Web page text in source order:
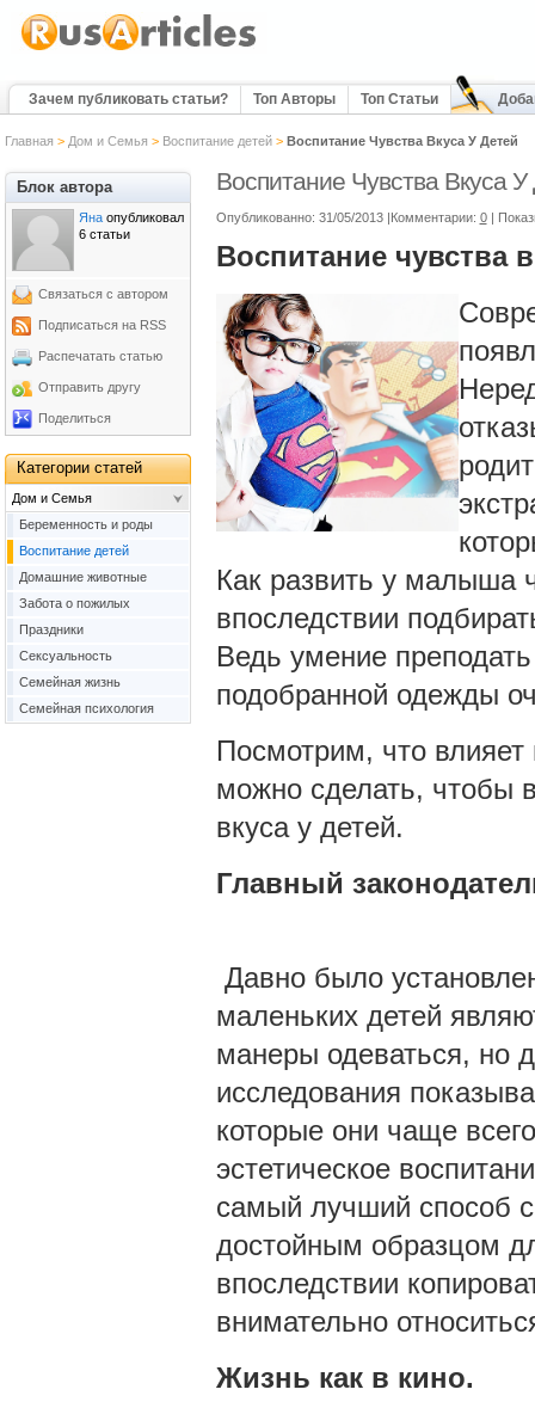
Зачем публиковать статьи? Топ Авторы Топ Статьи
Главная > Дом и Семья > Воспитание детей> Воспитание Чувства Вкуса У Детей
Воспитание Чувства Вкуса У
Опубликованно: 31/05/2013 |Комментарии: 0 |
Воспитание чувства
Как развить у малыша
впоследствии
Ведь умение
подобранной одежды
Посмотрим, что
можно сделать, чтобы
вкуса у детей.
Главный
Давно было
маленьких детей
манеры одеваться, но
исследования
которые они чаще
эстетическое
самый лучший способ
достойным образцом
впоследствии
внимательно
Жизнь
Блок автора
Янаопубликовал
6 статьи
Связаться с автором
Подписаться на RSS
Распечатать статью
Отправить другу
Поделиться
Категории статей
Дом и Семья
Беременность и роды
Воспитание детей
Домашние животные
Забота о пожилых
Праздники
Сексуальность
Семейная жизнь
Семейная психология